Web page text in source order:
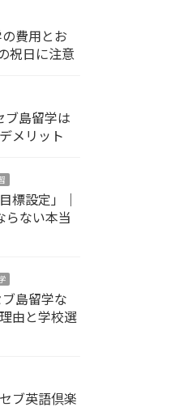
の費用とお
祝日に注意
ブ島留学は
メリット
標設定」｜
らない本当
島留学な
由と学校選
ブ英語倶楽